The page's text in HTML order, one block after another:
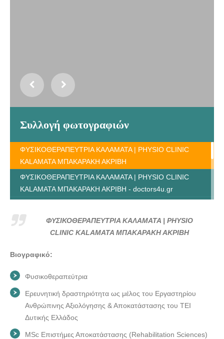
Συλλογή φωτογραφιών
ΦΥΣΙΚΟΘΕΡΑΠΕΥΤΡΙΑ ΚΑΛΑΜΑΤΑ | PHYSIO CLINIC
KALAMATA ΜΠΑΚΑΡΑΚΗ ΑΚΡΙΒΗ
ΦΥΣΙΚΟΘΕΡΑΠΕΥΤΡΙΑ ΚΑΛΑΜΑΤΑ | PHYSIO CLINIC
KALAMATA ΜΠΑΚΑΡΑΚΗ ΑΚΡΙΒΗ - doctors4u.gr
KALAMATA ΜΠΑΚΑΡΑΚΗ ΑΚΡΙΒΗ - doctors4u.gr
ΦΥΣΙΚΟΘΕΡΑΠΕΥΤΡΙΑ ΚΑΛΑΜΑΤΑ | PHYSIO CLINIC
ΦΥΣΙΚΟΘΕΡΑΠΕΥΤΡΙΑ ΚΑΛΑΜΑΤΑ | PHYSIO CLINIC
KALAMATA ΜΠΑΚΑΡΑΚΗ ΑΚΡΙΒΗ - doctors4u.gr
ΦΥΣΙΚΟΘΕΡΑΠΕΥΤΡΙΑ ΚΑΛΑΜΑΤΑ | PHYSIO CLINIC
ΦΥΣΙΚΟΘΕΡΑΠΕΥΤΡΙΑ ΚΑΛΑΜΑΤΑ | PHYSIO
CLINIC KALAMATA ΜΠΑΚΑΡΑΚΗ ΑΚΡΙΒΗ
Βιογραφικό:
Φυσικοθεραπεύτρια
Ερευνητική δραστηριότητα ως μέλος του Εργαστηρίου
Ανθρώπινης Αξιολόγησης & Αποκατάστασης του ΤΕΙ
Δυτικής Ελλάδος
MSc Επιστήμες Αποκατάστασης (Rehabilitation Sciences)